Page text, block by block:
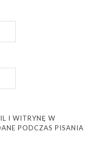
I WITRYNĘ W
PODCZAS PISANIA